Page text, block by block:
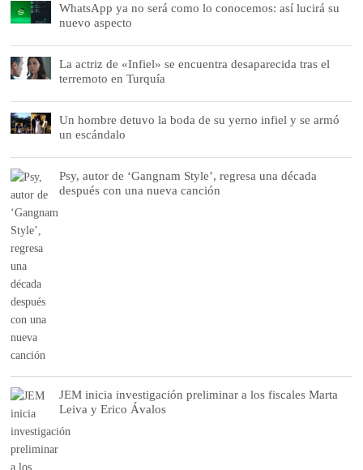
WhatsApp ya no será como lo conocemos: así lucirá su
nuevo aspecto
La actriz de «Infiel» se encuentra desaparecida tras el
terremoto en Turquía
Un hombre detuvo la boda de su yerno infiel y se armó
un escándalo
Psy, autor de ‘Gangnam Style’, regresa una década
después con una nueva canción
JEM inicia investigación preliminar a los fiscales Marta
Leiva y Erico Ávalos